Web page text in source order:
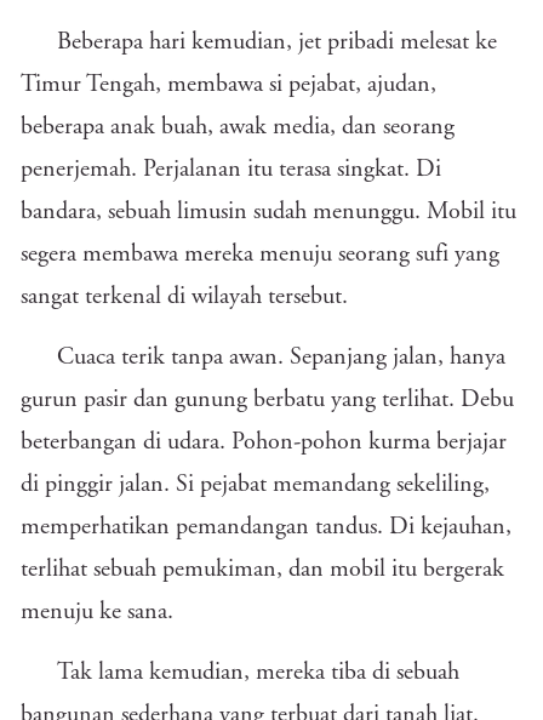
Beberapa hari kemudian, jet pribadi melesat ke
Timur Tengah, membawa si pejabat, ajudan,
beberapa anak buah, awak media, dan seorang
penerjemah. Perjalanan itu terasa singkat. Di
bandara, sebuah limusin sudah menunggu. Mobil itu
segera membawa mereka menuju seorang sufi yang
sangat terkenal di wilayah tersebut.
Cuaca terik tanpa awan. Sepanjang jalan, hanya
gurun pasir dan gunung berbatu yang terlihat. Debu
beterbangan di udara. Pohon-pohon kurma berjajar
di pinggir jalan. Si pejabat memandang sekeliling,
memperhatikan pemandangan tandus. Di kejauhan,
terlihat sebuah pemukiman, dan mobil itu bergerak
menuju ke sana.
Tak lama kemudian, mereka tiba di sebuah
bangunan sederhana yang terbuat dari tanah liat.